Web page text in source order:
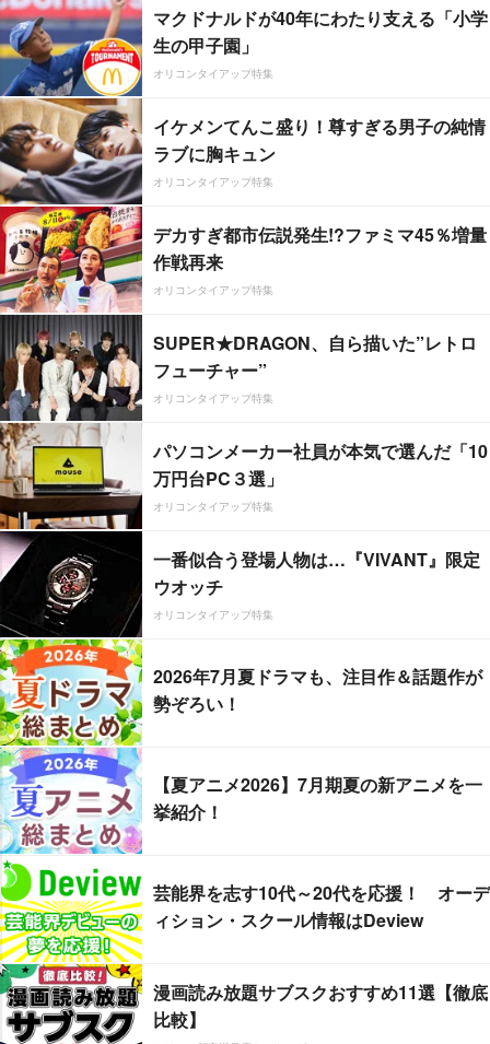
マクドナルドが40年にわたり支える「小学
生の甲子園」
オリコンタイアップ特集
イケメンてんこ盛り！尊すぎる男子の純情
ラブに胸キュン
オリコンタイアップ特集
デカすぎ都市伝説発生!?ファミマ45％増量
作戦再来
オリコンタイアップ特集
SUPER★DRAGON、自ら描いた”レトロ
フューチャー”
オリコンタイアップ特集
パソコンメーカー社員が本気で選んだ「10
万円台PC３選」
オリコンタイアップ特集
一番似合う登場人物は…『VIVANT』限定
ウオッチ
オリコンタイアップ特集
2026年7月夏ドラマも、注目作＆話題作が
勢ぞろい！
【夏アニメ2026】7月期夏の新アニメを一
挙紹介！
芸能界を志す10代～20代を応援！ オーデ
ィション・スクール情報はDeview
漫画読み放題サブスクおすすめ11選【徹底
比較】